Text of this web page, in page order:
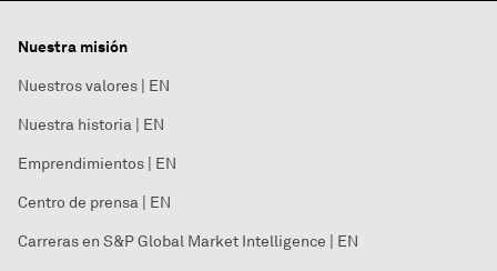
Nuestra misión
Nuestros valores | EN
Nuestra historia | EN
Emprendimientos | EN
Centro de prensa | EN
Carreras en S&P Global Market Intelligence | EN